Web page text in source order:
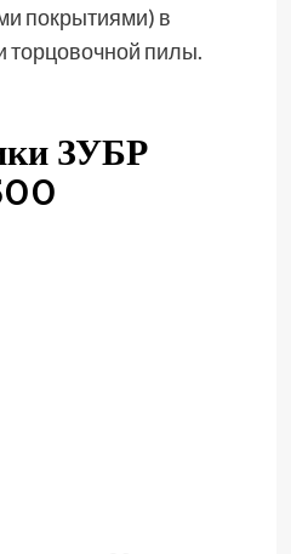
покрытиями) в
торцовочной пилы.
ЗУБР